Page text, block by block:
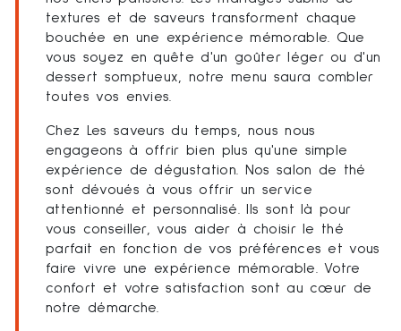
textures et de saveurs transforment chaque
bouchée en une expérience mémorable. Que
vous soyez en quête d'un goûter léger ou d'un
dessert somptueux, notre menu saura combler
toutes vos envies.
Chez Les saveurs du temps, nous nous
engageons à offrir bien plus qu'une simple
expérience de dégustation. Nos salon de thé
sont dévoués à vous offrir un service
attentionné et personnalisé. Ils sont là pour
vous conseiller, vous aider à choisir le thé
parfait en fonction de vos préférences et vous
faire vivre une expérience mémorable. Votre
confort et votre satisfaction sont au cœur de
notre démarche.